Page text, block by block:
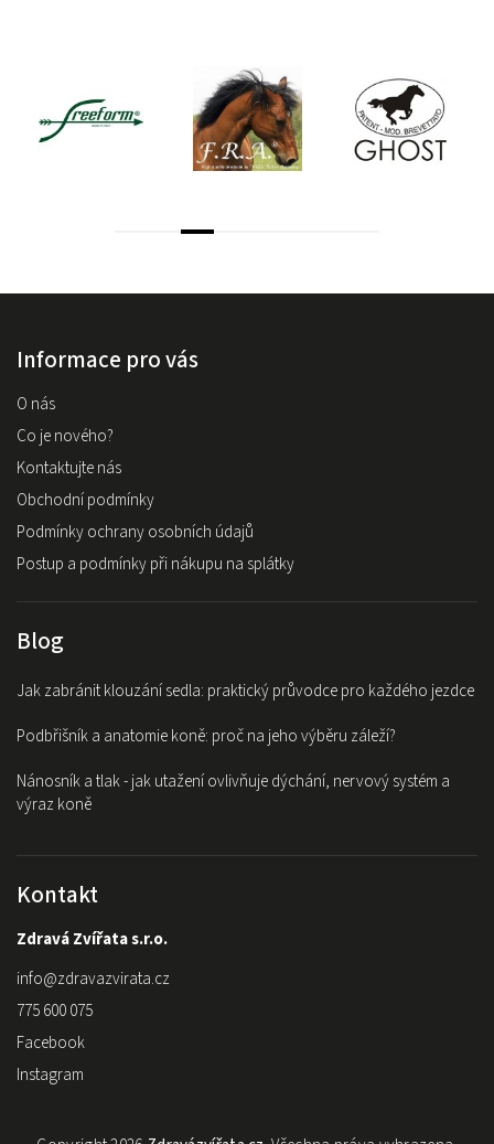
Informace pro vás
O nás
Co je nového?
Kontaktujte nás
Obchodní podmínky
Podmínky ochrany osobních údajů
Postup a podmínky při nákupu na splátky
Blog
Jak zabránit klouzání sedla: praktický průvodce pro každého jezdce
Podbřišník a anatomie koně: proč na jeho výběru záleží?
Nánosník a tlak - jak utažení ovlivňuje dýchání, nervový systém a
výraz koně
Kontakt
Zdravá Zvířata s.r.o.
info@zdravazvirata.cz
775 600 075
Facebook
Instagram